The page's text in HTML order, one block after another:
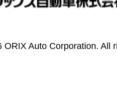
ORIX Auto Corporation. All